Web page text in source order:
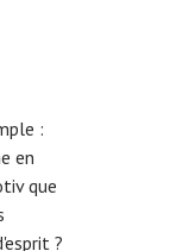
:
en
que
?